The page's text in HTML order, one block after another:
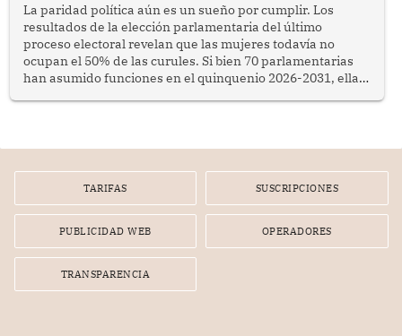
La paridad política aún es un sueño por cumplir. Los
resultados de la elección parlamentaria del último
proceso electoral revelan que las mujeres todavía no
ocupan el 50% de las curules. Si bien 70 parlamentarias
han asumido funciones en el quinquenio 2026-2031, ellas
TARIFAS SUSCRIPCIONES
PUBLICIDAD WEB OPERADORES
TRANSPARENCIA